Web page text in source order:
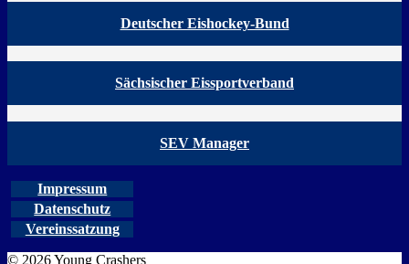
Deutscher Eishockey-Bund
Sächsischer Eissportverband
SEV Manager
Impressum
Datenschutz
Vereinssatzung
© 2026 Young Crashers